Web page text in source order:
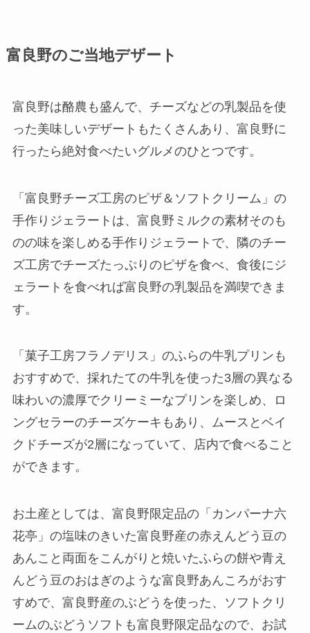
富良野のご当地デザート
富良野は酪農も盛んで、チーズなどの乳製品を使
った美味しいデザートもたくさんあり、富良野に
行ったら絶対食べたいグルメのひとつです。
「富良野チーズ工房のピザ＆ソフトクリーム」の
手作りジェラートは、富良野ミルクの素材そのも
のの味を楽しめる手作りジェラートで、隣のチー
ズ工房でチーズたっぷりのピザを食べ、食後にジ
ェラートを食べれば富良野の乳製品を満喫できま
す。
「菓子工房フラノデリス」のふらの牛乳プリンも
おすすめで、採れたての牛乳を使った3層の異なる
味わいの濃厚でクリーミーなプリンを楽しめ、ロ
ングセラーのチーズケーキもあり、ムースとベイ
クドチーズが2層になっていて、店内で食べること
ができます。
お土産としては、富良野限定品の「カンパーナ六
花亭」の塩味のきいた富良野産の赤えんどう豆の
あんこと両面をこんがりと焼いたふらの餅や青え
んどう豆のおはぎのような富良野あんころがおす
すめで、富良野産のぶどうを使った、ソフトクリ
ームのぶどうソフトも富良野限定品なので、お試